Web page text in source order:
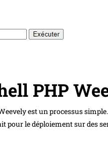
PHP
est un processus
pour le déploiement sur des